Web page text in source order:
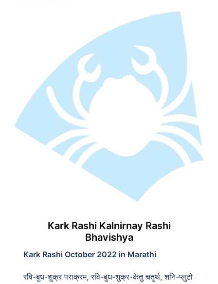
Kark Rashi Kalnirnay Rashi
Bhavishya
Kark Rashi October 2022 in Marathi
रवि-बुध-शुक्र पराक्रम, रवि-बुध-शुक्र-केतु चतुर्थ, शनि-प्लुटो